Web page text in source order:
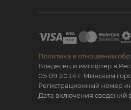
Политика в отношении
Владелец и импортер в
05.09.2014 г. Минским
Регистрационный номер
Дата включения сведений